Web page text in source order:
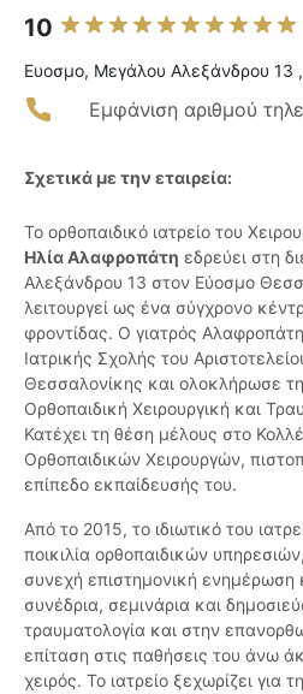
10
Ευοσμο, Μεγάλου Αλεξάνδρου 13
Εμφάνιση αριθμού
Σχετικά με την εταιρεία:
Το ορθοπαιδικό ιατρείο του
Ηλία Αλαφροπάτη εδρεύει στη
Αλεξάνδρου 13 στον Εύοσμο
λειτουργεί ως ένα σύγχρονο
φροντίδας. Ο γιατρός
Ιατρικής Σχολής του
Θεσσαλονίκης και ολοκλήρωσε
Ορθοπαιδική Χειρουργική και
Κατέχει τη θέση μέλους στο
Ορθοπαιδικών Χειρουργών,
επίπεδο εκπαίδευσής του.
Από το 2015, το ιδιωτικό του
ποικιλία ορθοπαιδικών
συνεχή επιστημονική ενημέρωση
συνέδρια, σεμινάρια και
τραυματολογία και στην
επίταση στις παθήσεις του άνω
χειρός. Το ιατρείο ξεχωρίζει για